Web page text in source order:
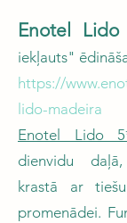
Enotel Lido
iekļauts"
https://
lido-madeira
Enotel Lido
dienvidu
krastā ar
promenādei.